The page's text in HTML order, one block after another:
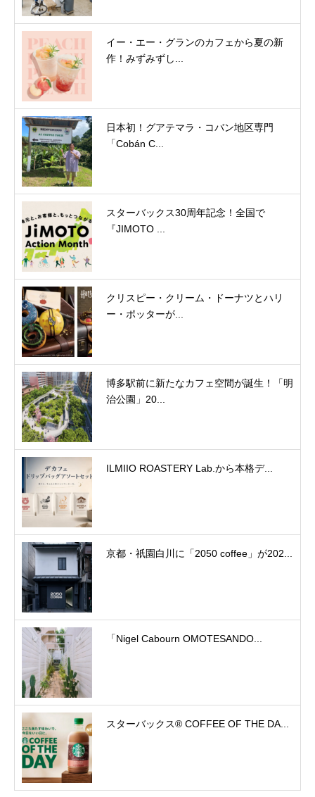
イー・エー・グランのカフェから夏の新
作！みずみずし...
日本初！グアテマラ・コバン地区専門
「Cobán C...
スターバックス30周年記念！全国で
『JIMOTO ...
クリスピー・クリーム・ドーナツとハリ
ー・ポッターが...
博多駅前に新たなカフェ空間が誕生！「明
治公園」20...
ILMIIO ROASTERY Lab.から本格デ...
京都・祇園白川に「2050 coffee」が202...
「Nigel Cabourn OMOTESANDO...
スターバックス® COFFEE OF THE DA...